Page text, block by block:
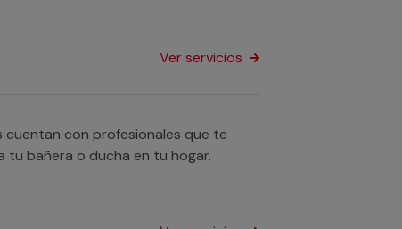
Ver servicios
cuentan con profesionales que te
tu bañera o ducha en tu hogar.